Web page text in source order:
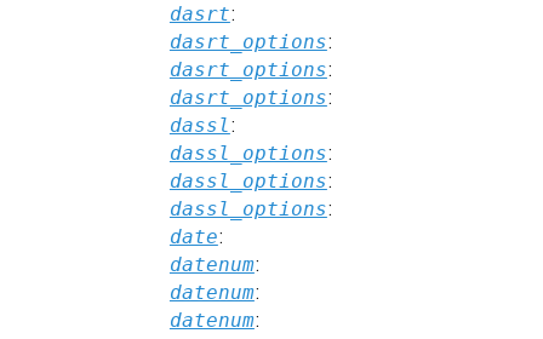
dasrt:
dasrt_options:
dasrt_options:
dasrt_options:
dassl:
dassl_options:
dassl_options:
dassl_options:
date:
datenum:
datenum:
datenum: